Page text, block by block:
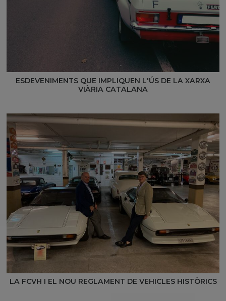
ESDEVENIMENTS QUE IMPLIQUEN L'ÚS DE LA XARXA
VIÀRIA CATALANA
LA FCVH I EL NOU REGLAMENT DE VEHICLES HISTÒRICS